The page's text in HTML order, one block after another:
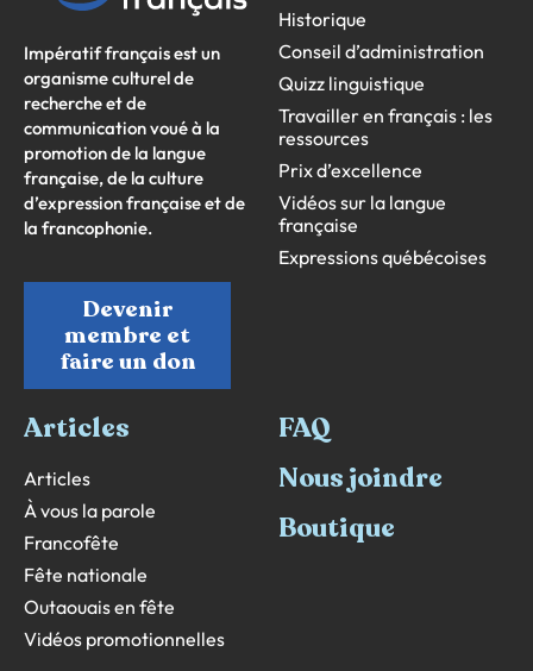
Impératif français est un
organisme culturel de
recherche et de
communication voué à la
promotion de la langue
française, de la culture
d’expression française et de
la francophonie.
Devenir
membre et
faire un don
Historique
Conseil d’administration
Quizz linguistique
Travailler en français : les
ressources
Prix d’excellence
Vidéos sur la langue
française
Expressions québécoises
Articles
Articles
À vous la parole
Francofête
Fête nationale
Outaouais en fête
Vidéos promotionnelles
FAQ
Nous joindre
Boutique